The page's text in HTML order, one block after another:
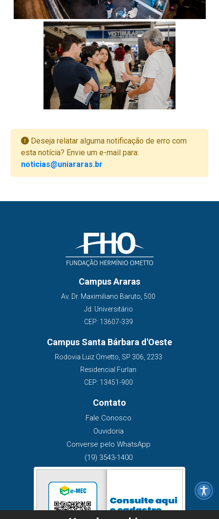
Deseja relatar alguma notificação de erro com
esta notícia? Envie um e-mail para:
noticias@uniararas.br
Campus Araras
Av. Dr. Maximiliano Baruto, 500
Jd. Universitário
CEP: 13607-339
Campus Santa Bárbara d'Oeste
Rodovia Luiz Ometto, SP 306, 2233
Residencial Furlan
CEP: 13451-900
Contato
Fale Conosco
Ouvidoria
Converse pelo WhatsApp
(19) 3543-1400